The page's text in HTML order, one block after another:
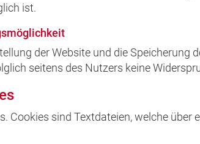
ist.
der Website und die Speicherung
seitens des Nutzers keine
Cookies sind Textdateien, welche